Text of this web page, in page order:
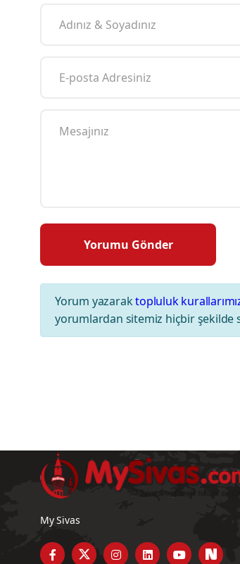
Yorum yazaraktopluluk
yorumlardan sitemiz hiçbir şekilde
My Sivas